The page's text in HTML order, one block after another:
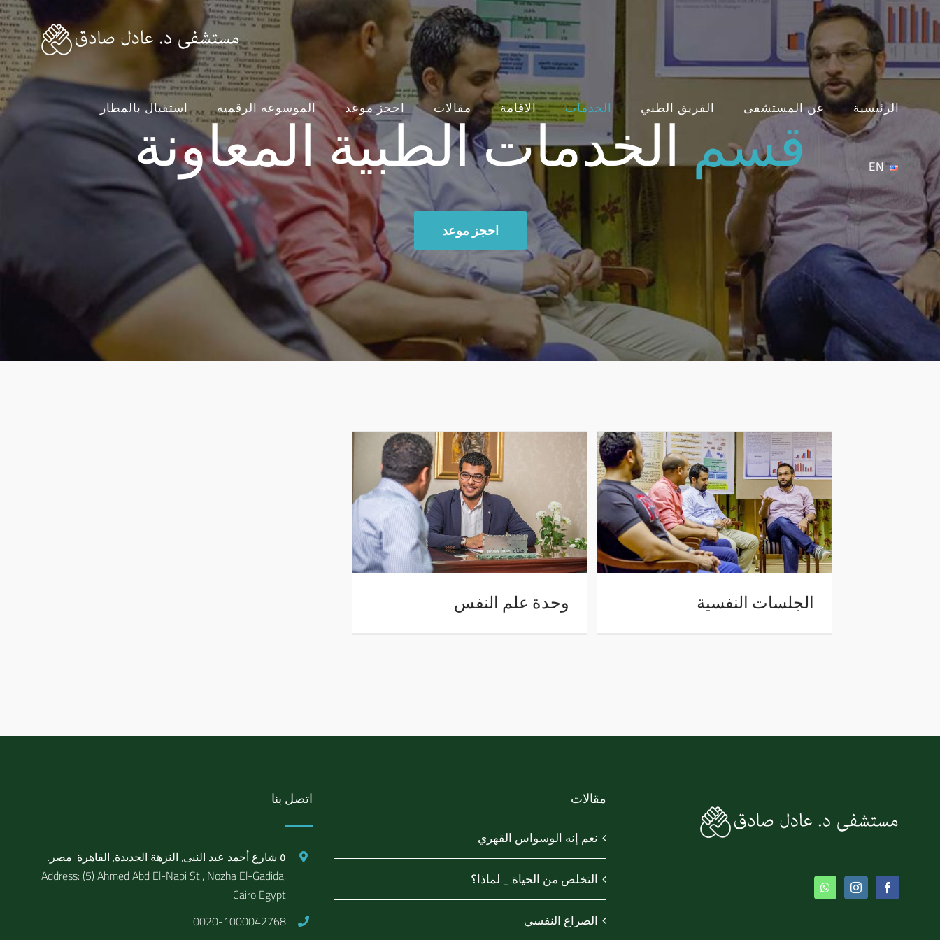
Skip
to
content
الرئيسية
عن المستشفى الفريق الطبي الخدمات الاقامة مقالات احجز موعد الموسوعه الرقميه استقبال بالمطار
EN قسمالخدمات الطبية المعاونة
احجز موعد
الجلسات النفسية وحدة علم النفس
مقالات
نعم إنه الوسواس القهري
التخلص من الحياة._.لماذا؟
الصراع النفسي
اتصل بنا
٥ شارع أحمد عبد النبى, النزهة الجديدة, القاهرة, مصر.
Address: (5) Ahmed Abd El-Nabi St., Nozha El-Gadida,
Cairo Egypt
0020-1000042768